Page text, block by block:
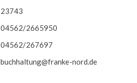
23743
04562/2665950
04562/267697
buchhaltung@franke-nord.de